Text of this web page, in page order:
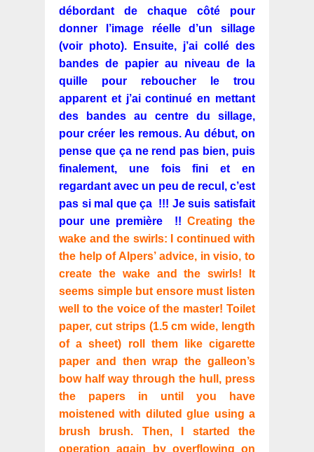
débordant de chaque côté pour
donner l’image réelle d’un sillage
(voir photo).
Ensuite, j’ai collé des
bandes de papier au niveau de la
quille pour reboucher le trou
apparent et j’ai continué en mettant
des bandes au centre du sillage,
pour créer les remous. Au début, on
pense que ça ne rend pas bien, puis
finalement, une fois fini et en
regardant avec un peu de recul, c’est
pas si mal que ça !!! Je suis satisfait
pour une première !! Creating the
wake and the swirls: I continued with
the help of Alpers’ advice, in visio, to
create the wake and the swirls! It
seems simple but ensore must listen
well to the voice of the master! Toilet
paper, cut strips (1.5 cm wide, length
of a sheet) roll them like cigarette
paper and then wrap the galleon’s
bow half way through the hull, press
the papers in until you have
moistened with diluted glue using a
brush brush. Then, I started the
operation again by overflowing on